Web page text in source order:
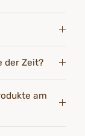
der Zeit?
am